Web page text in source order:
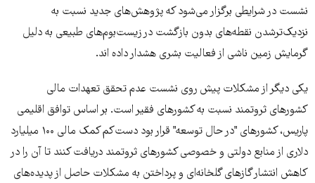
نشست در شرایطی برگزار می‌شود که پژوهش‌های جدید نسبت به
نزدیک‌ترشدن نقطه‌های بدون بازگشت در زیست‌بوم‌های طبیعی به دلیل
گرمایش زمین ناشی از فعالیت بشری هشدار داده اند.
یکی دیگر از مشکلات پیش روی نشست عدم تحقق تعهدات مالی
کشورهای ثروتمند نسبت به کشورهای فقیر است. بر اساس توافق اقلیمی
پاریس، کشورهای "در حال توسعه" قرار بود دست‌کم کمک مالی ۱۰۰ میلیارد
دلاری از منابع دولتی و خصوصی کشورهای ثروتمند دریافت کنند تا آن را در
کاهش انتشار گازهای گلخانه‌ای و پرداختن به مشکلات حاصل از پدیده‌های